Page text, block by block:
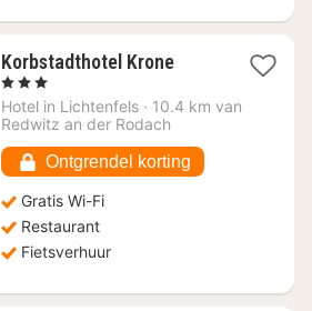
Korbstadthotel Krone1
vanaf
, 3 Sterren
Hotel in Lichtenfels · 10.4 km van
Redwitz an der Rodach
Ontgrendel korting
Gratis Wi-Fi
Restaurant
Fietsverhuur